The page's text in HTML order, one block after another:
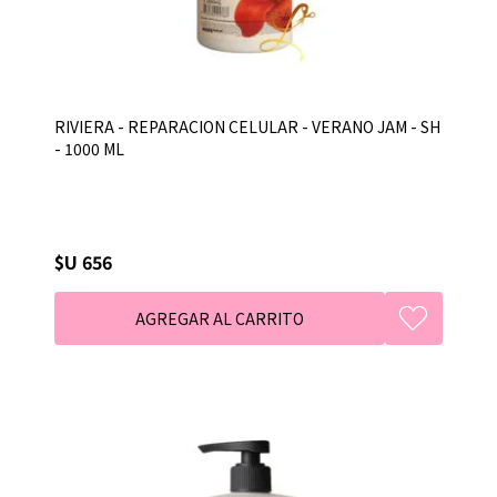
RIVIERA - REPARACION CELULAR - VERANO JAM - SH
- 1000 ML
$U 656